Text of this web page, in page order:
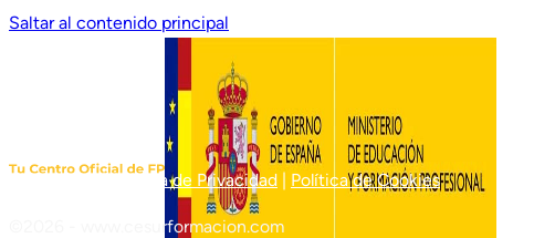
Saltar al contenido principal
Aviso Legal|Política de Privacidad | Política de Cookies
©2026 - www.cesurformacion.com